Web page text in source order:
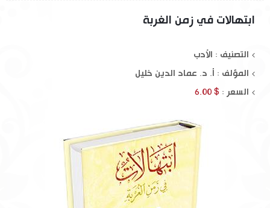
ابتهالات في زمن الغربة
التصنيف : الأدب
المؤلف : أ. د. عماد الدين خليل
السعر : $ 6.00